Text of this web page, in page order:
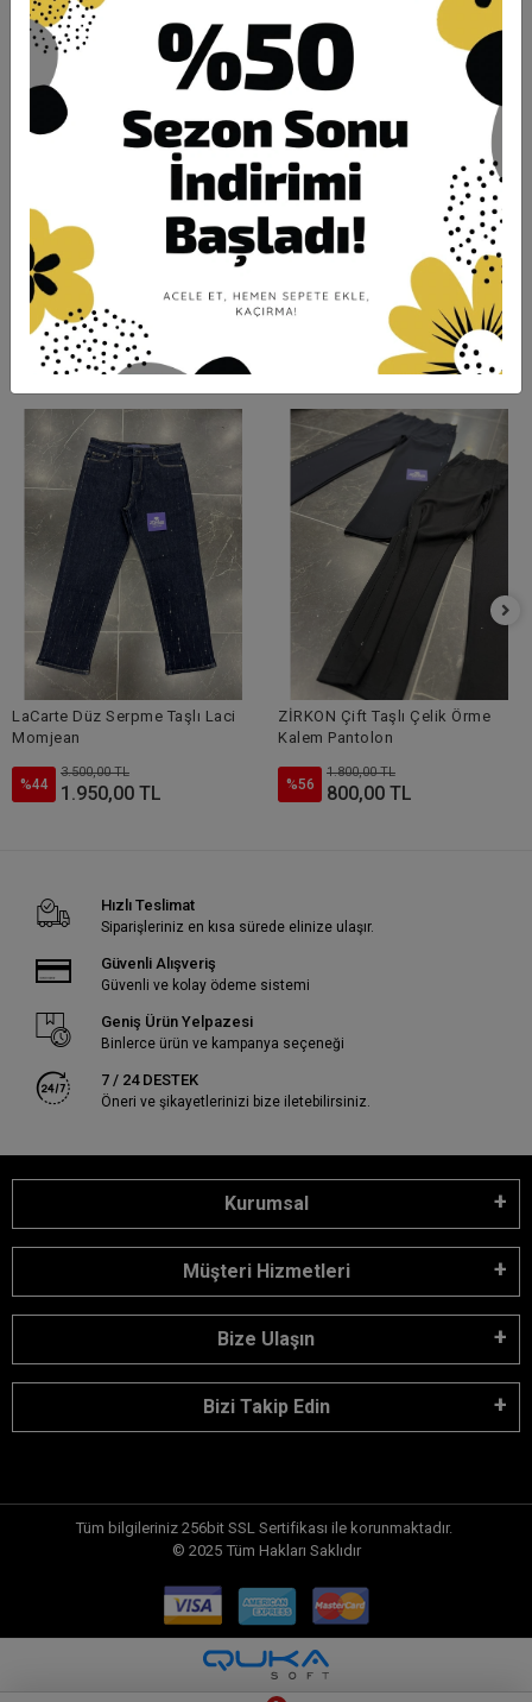
Ürün Açıklaması Garanti ve Teslimat Taksit Seçenekleri
Yorumlar
Pantolon Boy:105cm
Likralıdır/ Yüksek Beldir
Benzer Ürünler
LaCarte Düz Serpme Taşlı Laci
Momjean
%44
3.500,00 TL
1.950,00 TL
ZİRKON Çift Taşlı Çelik Örme
Kalem Pantolon
%56
1.800,00 TL
800,00 TL
Hızlı Teslimat
Siparişleriniz en kısa sürede elinize ulaşır.
Güvenli Alışveriş
Güvenli ve kolay ödeme sistemi
Geniş Ürün Yelpazesi
Binlerce ürün ve kampanya seçeneği
7 / 24 DESTEK
Öneri ve şikayetlerinizi bize iletebilirsiniz.
Kurumsal
Müşteri Hizmetleri
Bize Ulaşın
Bizi Takip Edin
Tüm bilgileriniz 256bit SSL Sertifikası ile korunmaktadır.
© 2025 Tüm Hakları Saklıdır